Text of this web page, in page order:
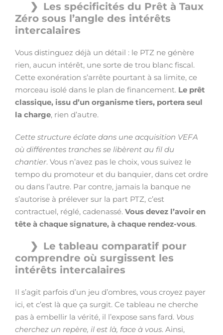
Les spécificités du Prêt à Taux
Zéro sous l’angle des intérêts
intercalaires
Vous distinguez déjà un détail : le PTZ ne génère
rien, aucun intérêt, une sorte de trou blanc fiscal.
Cette exonération s’arrête pourtant à sa limite, ce
morceau isolé dans le plan de financement. Le prêt
classique, issu d’un organisme tiers, portera seul
la charge, rien d’autre.
Cette structure éclate dans une acquisition VEFA
où différentes tranches se libèrent au fil du
chantier. Vous n’avez pas le choix, vous suivez le
tempo du promoteur et du banquier, dans cet ordre
ou dans l’autre. Par contre, jamais la banque ne
s’autorise à prélever sur la part PTZ, c’est
contractuel, réglé, cadenassé. Vous devez l’avoir en
tête à chaque signature, à chaque rendez-vous.
Le tableau comparatif pour
comprendre où surgissent les
intérêts intercalaires
Il s’agit parfois d’un jeu d’ombres, vous croyez payer
ici, et c’est là que ça surgit. Ce tableau ne cherche
pas à embellir la vérité, il l’expose sans fard. Vous
cherchez un repère, il est là, face à vous. Ainsi,